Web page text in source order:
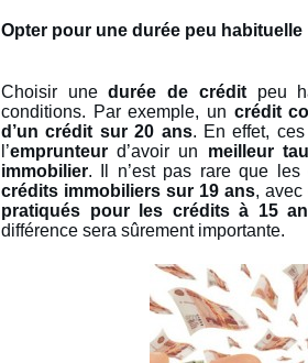
Opter pour une durée peu habituelle
Choisir unedurée de créditpeu
conditions. Par exemple, un crédit
d’un crédit sur 20 ans. En effet,
l’emprunteur d’avoir un meilleur
immobilier. Il n’est pas rare que les
crédits immobiliers sur 19 ans,
pratiqués pour les crédits à 15
différence sera sûrement importante.